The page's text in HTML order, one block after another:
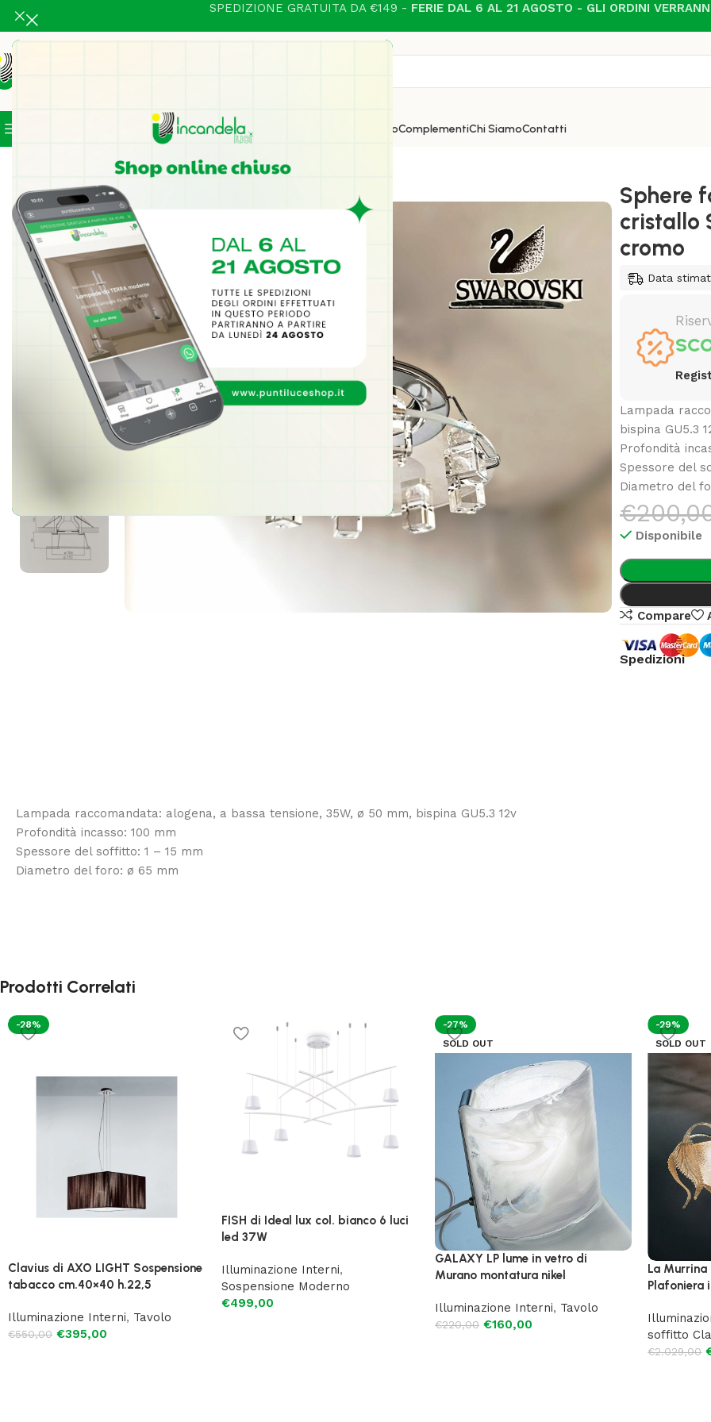
SPEDIZIONE GRATUITA DA €149 - FERIE DAL 6 AL 21 AGOSTO - GLI ORDINI
In Vetrina EsternoComplementiChi SiamoContatti
Illuminazione Interni Sphere faretto da incasso in cristallo Swarovski montatura cromo
Sphere
cristallo
cromo
Data
Lampada
bispina GU5.3
Profondità
Spessore del
Diametro del
€
Disponibile
Compare
Spedizioni
Lampada raccomandata: alogena, a bassa tensione, 35W, ø 50 mm, bispina GU5.3 12v
Profondità incasso: 100 mm
Spessore del soffitto: 1 – 15 mm
Diametro del foro: ø 65 mm
Prodotti Correlati
-28%
Clavius di AXO LIGHT Sospensione
tabacco cm.40×40 h.22,5
Illuminazione Interni, Tavolo
€550,00 €395,00
FISH di Ideal lux col. bianco 6 luci
led 37W
Illuminazione Interni,
Sospensione Moderno
€499,00
-27%
SOLD OUT
GALAXY LP lume in vetro di
Murano montatura nikel
Illuminazione Interni, Tavolo
€220,00 €160,00
-29%
SOLD OUT
La Murrina
Plafoniera
soffitto
€2.029,00